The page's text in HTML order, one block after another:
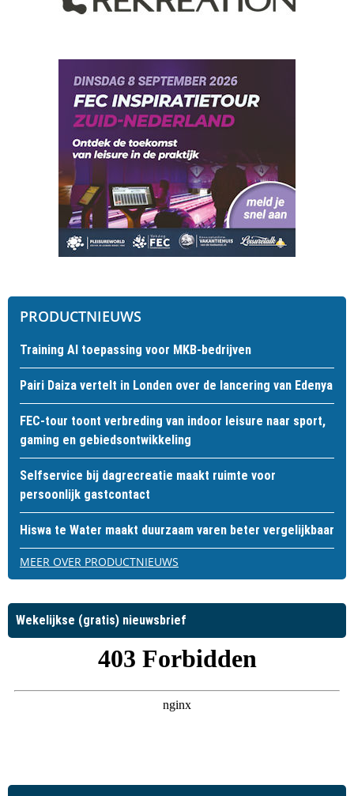
PRODUCTNIEUWS
Training AI toepassing voor MKB-bedrijven
Pairi Daiza vertelt in Londen over de lancering van Edenya
FEC-tour toont verbreding van indoor leisure naar sport,
gaming en gebiedsontwikkeling
Selfservice bij dagrecreatie maakt ruimte voor
persoonlijk gastcontact
Hiswa te Water maakt duurzaam varen beter vergelijkbaar
MEER OVER PRODUCTNIEUWS
Wekelijkse (gratis) nieuwsbrief